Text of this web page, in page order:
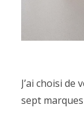
J’ai choisi
sept